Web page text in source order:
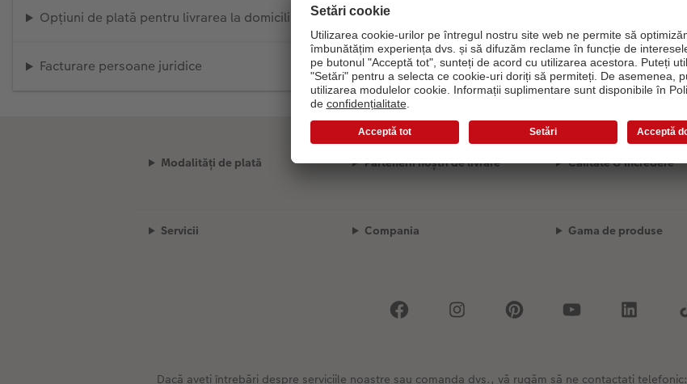
Opțiuni de plată pentru livrarea la domiciliu
Facturare persoane juridice
Modalități de plată Partenerii noștri de livrare Calitate & Încredere
Servicii Compania Gama de produse
Dacă aveți întrebări despre serviciile noastre sau comanda dvs., vă rugăm să ne contactati telefonic: